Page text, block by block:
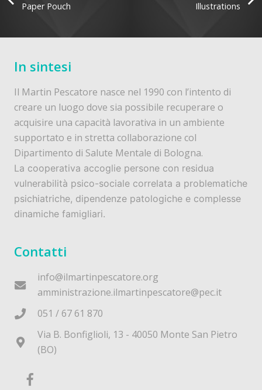
Illustrations
Paper Pouch
In sintesi
Il Martin Pescatore nasce nel 1990 con l’intento di
creare un luogo dove sia possibile recuperare o
acquisire una capacità lavorativa in un ambiente
supportato e in stretta collaborazione col
Dipartimento di Salute Mentale di Bologna.
La cooperativa accoglie persone con residua
vulnerabilità psico-sociale correlata a problematiche
psichiatriche, dipendenze patologiche e complesse
dinamiche famigliari.
Contatti
info@ilmartinpescatore.org
amministrazione.ilmartinpescatore@pec.it
051 / 67 61 870
Via B. Bonfiglioli, 13 - 40050 Monte San Pietro
(BO)